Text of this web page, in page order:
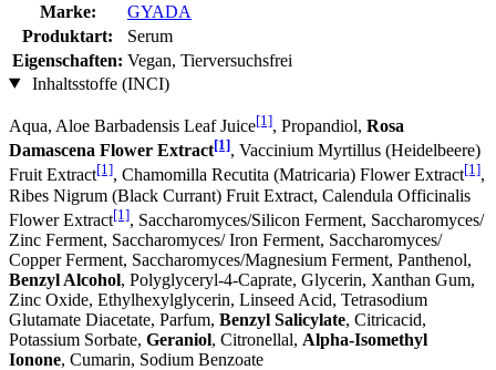
Marke:
GYADA
Produktart:
Serum
Eigenschaften: Vegan, Tierversuchsfrei
Inhaltsstoffe (INCI)
Aqua, Aloe Barbadensis Leaf Juice[1], Propandiol, Rosa
Damascena Flower Extract[1], Vaccinium Myrtillus (Heidelbeere)
Fruit Extract[1], Chamomilla Recutita (Matricaria) Flower Extract[1],
Ribes Nigrum (Black Currant) Fruit Extract, Calendula Officinalis
Flower Extract[1], Saccharomyces/Silicon Ferment, Saccharomyces/
Zinc Ferment, Saccharomyces/ Iron Ferment, Saccharomyces/
Copper Ferment, Saccharomyces/Magnesium Ferment, Panthenol,
Benzyl Alcohol, Polyglyceryl-4-Caprate, Glycerin, Xanthan Gum,
Zinc Oxide, Ethylhexylglycerin, Linseed Acid, Tetrasodium
Glutamate Diacetate, Parfum, Benzyl Salicylate, Citricacid,
Potassium Sorbate, Geraniol, Citronellal, Alpha-Isomethyl
Ionone, Cumarin, Sodium Benzoate